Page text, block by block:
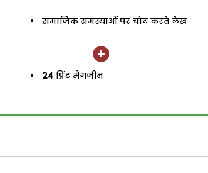
समाजिक समस्याओं पर चोट करते लेख
24 प्रिंट मैगजीन